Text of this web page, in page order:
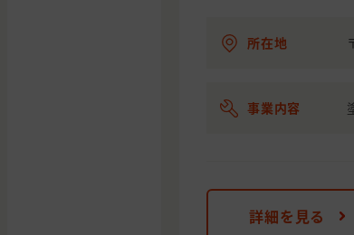
所在地
事業内容
詳細を見る